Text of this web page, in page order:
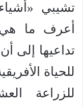
تشيبي
أعرف ما
تداعيها إلى
للحياة
للزراعة